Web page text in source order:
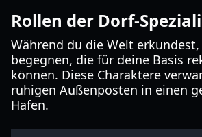
Rollen der Dorf-
Während du die Welt
begegnen, die für deine Basis
können. Diese Charaktere
ruhigen Außenposten in einen
Hafen.